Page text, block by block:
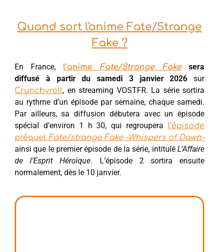
Quand sort l'anime Fate/Strange
Fake ?
En France, l’animeFate/Strange Fakesera
diffusé à partir du samedi 3 janvier 2026 sur
Crunchyroll, en streaming VOSTFR. La série sortira
au rythme d’un épisode par semaine, chaque samedi.
Par ailleurs, sa diffusion débutera avec un épisode
spécial d’environ 1 h 30, qui regroupera l’épisode
préquel Fate/strange Fake -Whispers of Dawn-
ainsi que le premier épisode de la série, intitulé L’Affaire
de l’Esprit Héroïque. L’épisode 2 sortira ensuite
normalement, dès le 10 janvier.